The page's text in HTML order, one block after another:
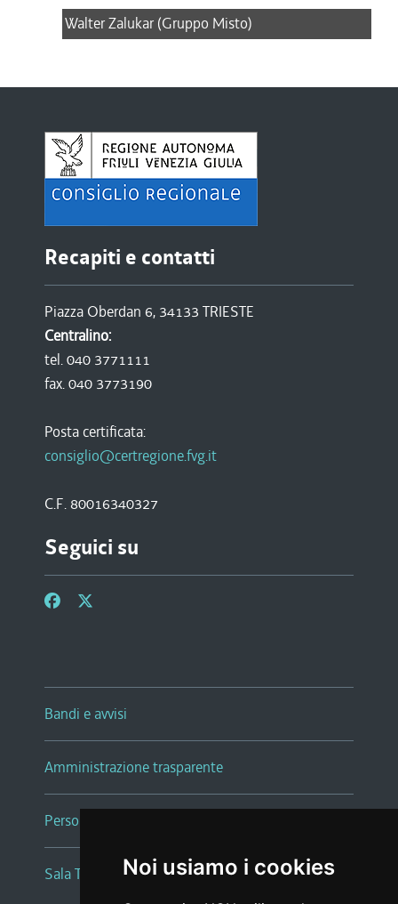
Noi usiamo i cookies
Walter Zalukar (Gruppo Misto)
Recapiti e contatti
Piazza Oberdan 6, 34133 TRIESTE
Centralino:
tel. 040 3771111
fax. 040 3773190
Posta certificata:
consiglio@certregione.fvg.it
C.F. 80016340327
Seguici su
Bandi e avvisi
Amministrazione trasparente
Persone e Uffici
Sala Tiziano Tessitori